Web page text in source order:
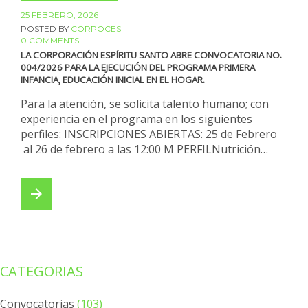
febrero,
2026
25 FEBRERO, 2026
POSTED BY CORPOCES
0 COMMENTS
LA CORPORACIÓN ESPÍRITU SANTO ABRE CONVOCATORIA NO.
004/2026 PARA LA EJECUCIÓN DEL PROGRAMA PRIMERA
INFANCIA, EDUCACIÓN INICIAL EN EL HOGAR.
Para la atención, se solicita talento humano; con
experiencia en el programa en los siguientes
perfiles: INSCRIPCIONES ABIERTAS: 25 de Febrero
al 26 de febrero a las 12:00 M PERFILNutrición…
arrow_forward
CATEGORIAS
Convocatorias (103)